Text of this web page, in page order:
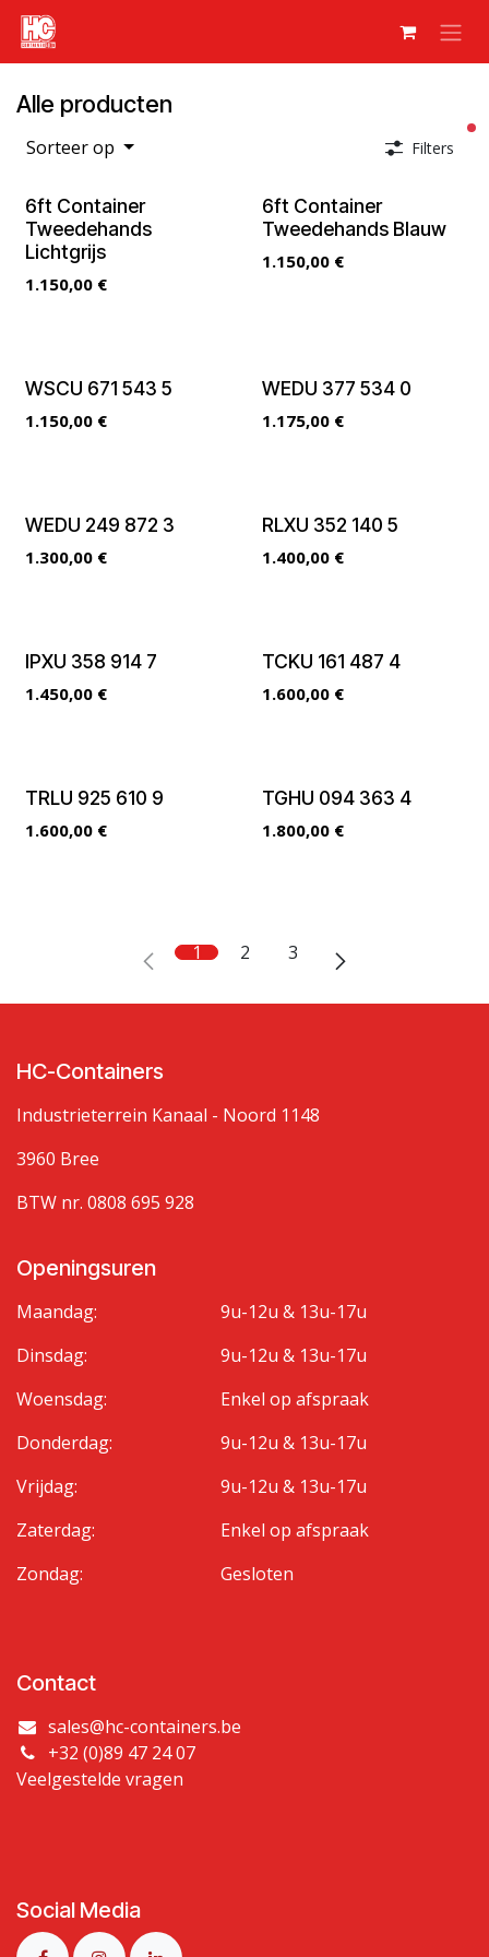
Overslaan naar inhoud
Alle producten
Sorteer op Filters
6ft Container
Tweedehands
Lichtgrijs
1.150,00 €
6ft Container
Tweedehands Blauw
1.150,00€
WSCU 671 543 5
1.150,00 €
WEDU 377 534 0
1.175,00€
WEDU 249 872 3
1.300,00 €
RLXU 352 140 5
1.400,00€
IPXU 358 914 7
1.450,00 €
TCKU 161 487 4
1.600,00€
TRLU 925 610 9
1.600,00 €
TGHU 094 363 4
1.800,00€
1 2 3
HC-Containers
Industrieterrein Kanaal - Noord 1148
3960 Bree
BTW nr. 0808 695 928
Openingsuren
Maandag:
Dinsdag:
Woensdag:
Donderdag:
Vrijdag:
Zaterdag:
Zondag:
9u-12u & 13u-17u
9u-12u & 13u-17u
Enkel op afspraak
9u-12u & 13u-17u
9u-12u & 13u-17u
Enkel op afspraak
Gesloten
Contact
sales@hc-containers.be
+32 (0)89 47 24 07
Veelgestelde vragen
Social Media